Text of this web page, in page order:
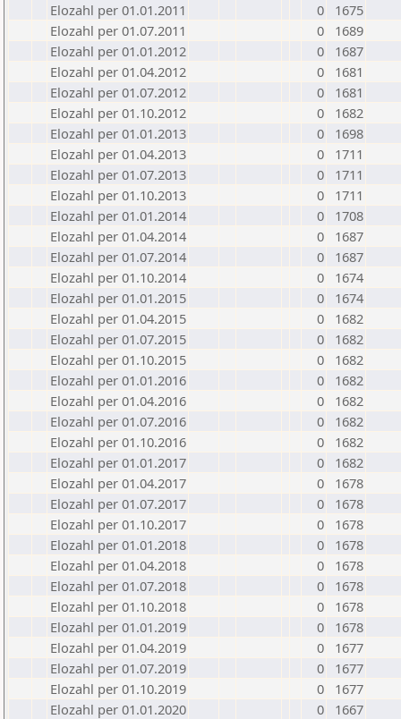
Elozahl per 01.01.2011
0
1675
Elozahl per 01.07.2011
0
1689
Elozahl per 01.01.2012
0
1687
Elozahl per 01.04.2012
0
1681
Elozahl per 01.07.2012
0
1681
Elozahl per 01.10.2012
0
1682
Elozahl per 01.01.2013
0
1698
Elozahl per 01.04.2013
0
1711
Elozahl per 01.07.2013
0
1711
Elozahl per 01.10.2013
0
1711
Elozahl per 01.01.2014
0
1708
Elozahl per 01.04.2014
0
1687
Elozahl per 01.07.2014
0
1687
Elozahl per 01.10.2014
0
1674
Elozahl per 01.01.2015
0
1674
Elozahl per 01.04.2015
0
1682
Elozahl per 01.07.2015
0
1682
Elozahl per 01.10.2015
0
1682
Elozahl per 01.01.2016
0
1682
Elozahl per 01.04.2016
0
1682
Elozahl per 01.07.2016
0
1682
Elozahl per 01.10.2016
0
1682
Elozahl per 01.01.2017
0
1682
Elozahl per 01.04.2017
0
1678
Elozahl per 01.07.2017
0
1678
Elozahl per 01.10.2017
0
1678
Elozahl per 01.01.2018
0
1678
Elozahl per 01.04.2018
0
1678
Elozahl per 01.07.2018
0
1678
Elozahl per 01.10.2018
0
1678
Elozahl per 01.01.2019
0
1678
Elozahl per 01.04.2019
0
1677
Elozahl per 01.07.2019
0
1677
Elozahl per 01.10.2019
0
1677
Elozahl per 01.01.2020
0
1667